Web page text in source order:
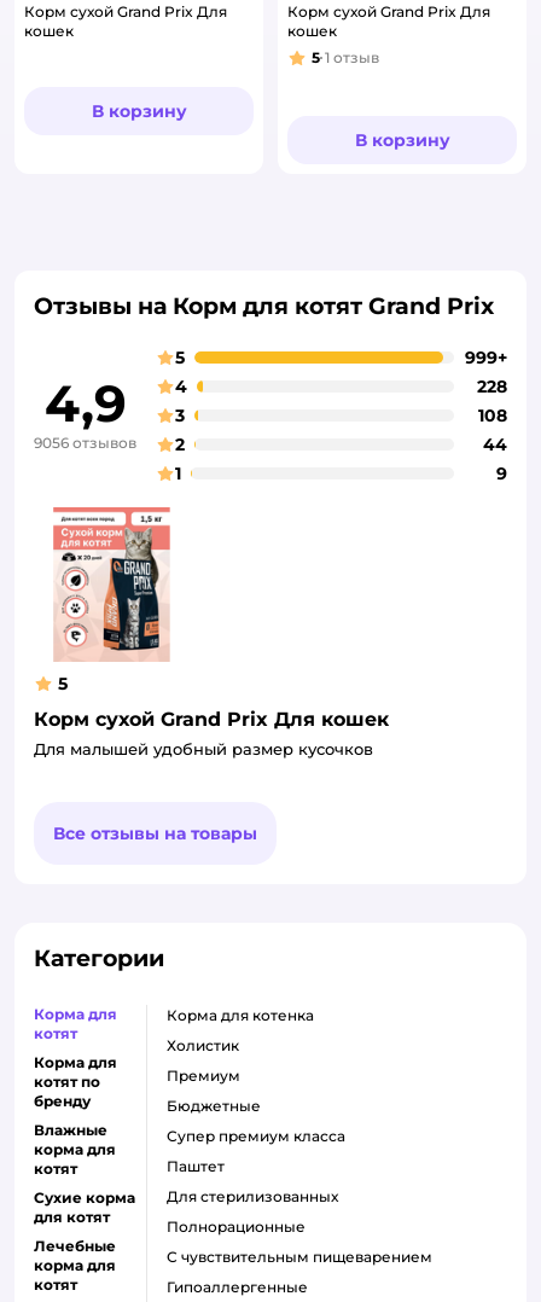
Корм сухой Grand Prix Для
кошек
В корзину
Корм сухой Grand Prix Для
кошек
Рейтинг:
5 1 отзыв
В корзину
Отзывы на Корм для котят Grand Prix
4,9
9056 отзывов
5
999+
4
228
3
108
2
44
1
9
5
Корм сухой Grand Prix Для кошек
Для малышей удобный размер кусочков
Все отзывы на товары
Категории
Корма для
котят
Корма для
котят по
бренду
Влажные
корма для
котят
Сухие корма
для котят
Лечебные
корма для
котят
корма для котенка
холистик
премиум
бюджетные
супер премиум класса
паштет
для стерилизованных
полнорационные
с чувствительным пищеварением
гипоаллергенные